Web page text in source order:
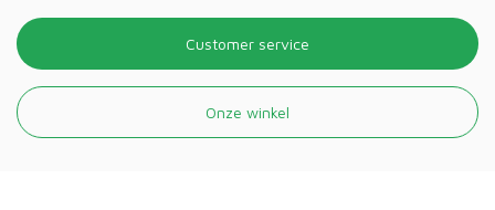
Customer service
Onze winkel